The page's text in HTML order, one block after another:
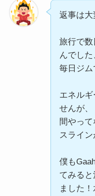
返事は大
旅行で
んでした
毎日ジム
エネル
せんが
間やっ
スライン
僕も
てみる
ました